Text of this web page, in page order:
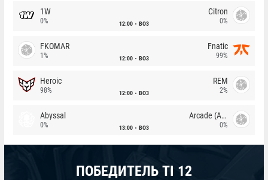
1W
0% 12:00 BO3
Citron
0%
FKOMAR
1% 12:00 BO3
Fnatic
99%
Heroic
98% 12:00 BO3
REM
2%
Abyssal
0% 13:00 BO3
Arcade (AU)
0%
ПОБЕДИТЕЛЬ TI 12